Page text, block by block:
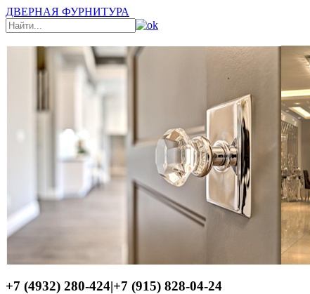
ДВЕРНАЯ ФУРНИТУРА
+7 (4932) 280-424|+7 (915) 828-04-24